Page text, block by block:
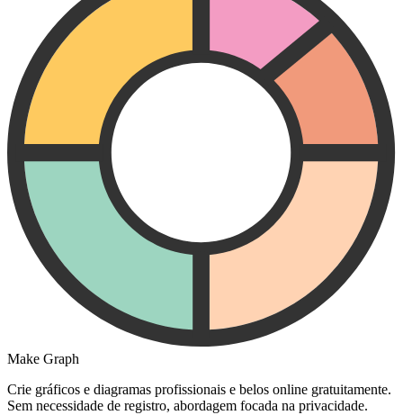
Make Graph
Crie gráficos e diagramas profissionais e belos online gratuitamente.
Sem necessidade de registro, abordagem focada na privacidade.